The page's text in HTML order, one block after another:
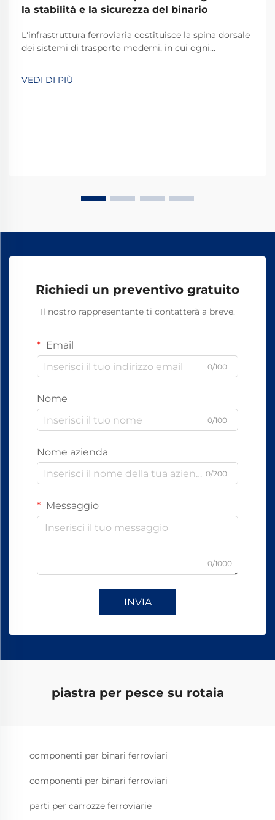
la stabilità e la sicurezza del binario
L'infrastruttura ferroviaria costituisce la spina dorsale
dei sistemi di trasporto moderni, in cui ogni
mantenere la sicurezza e l'efficienza operativa. Tra
questi componenti essenziali, i chiodi ferroviari a cane
VEDI DI PIÙ
Richiedi un preventivo gratuito
Il nostro rappresentante ti contatterà a breve.
Email
0/100
Nome
0/100
Nome azienda
0/200
Messaggio
0/1000
INVIA
piastra per pesce su rotaia
componenti per binari ferroviari
componenti per binari ferroviari
parti per carrozze ferroviarie